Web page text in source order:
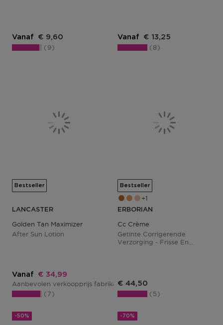
Vanaf € 9,60
9
Vanaf € 13,25
8
Bestseller
LANCASTER
Golden Tan Maximizer
After Sun Lotion
Vanaf Kortingsprijs
€ 34,99
Aanbevolen verkoopprijs fabrikant € 54,00
7
1
Bestseller
ERBORIAN
Cc Crème
Getinte Corrigerende
Verzorging - Frisse En
€ 44,50
5
-50% -70%